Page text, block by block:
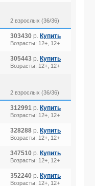
2 взрослых (36/36)
303430 р. Купить
Возрасты: 12+, 12+
305443 р. Купить
Возрасты: 12+, 12+
2 взрослых (36/36)
312991 р. Купить
Возрасты: 12+, 12+
328288 р. Купить
Возрасты: 12+, 12+
347510 р. Купить
Возрасты: 12+, 12+
352240 р. Купить
Возрасты: 12+, 12+